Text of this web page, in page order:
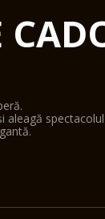
aleagă